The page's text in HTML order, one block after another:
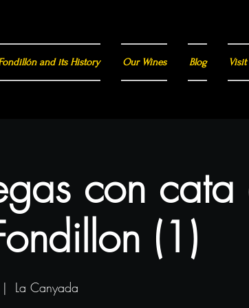
con cata
(1)
|
La Canyada
and its History Our Wines Blog Visit